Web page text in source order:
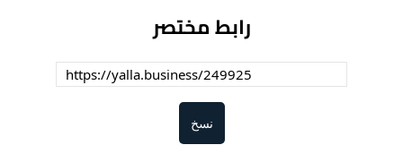
رابط مختصر
نسخ